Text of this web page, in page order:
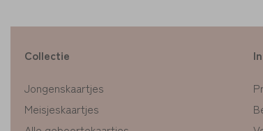
Collectie
Jongenskaartjes
Meisjeskaartjes